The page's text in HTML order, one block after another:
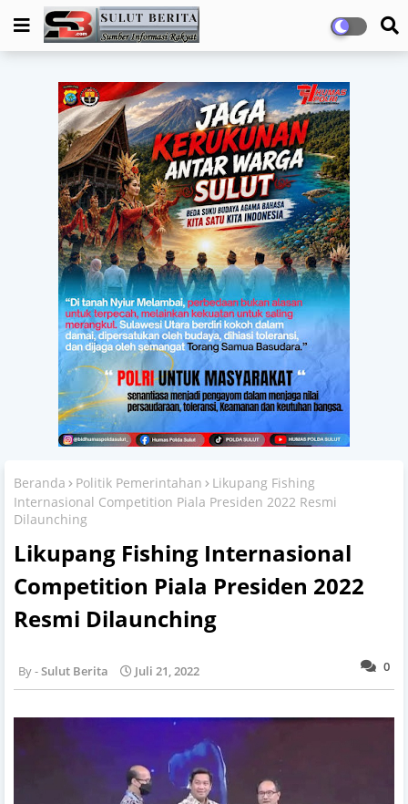
Beranda Politik Pemerintahan
Likupang Fishing
Internasional Competition Piala Presiden 2022 Resmi
Dilaunching
Likupang Fishing Internasional
Competition Piala Presiden 2022
Resmi Dilaunching
0
Sulut Berita Juli 21, 2022